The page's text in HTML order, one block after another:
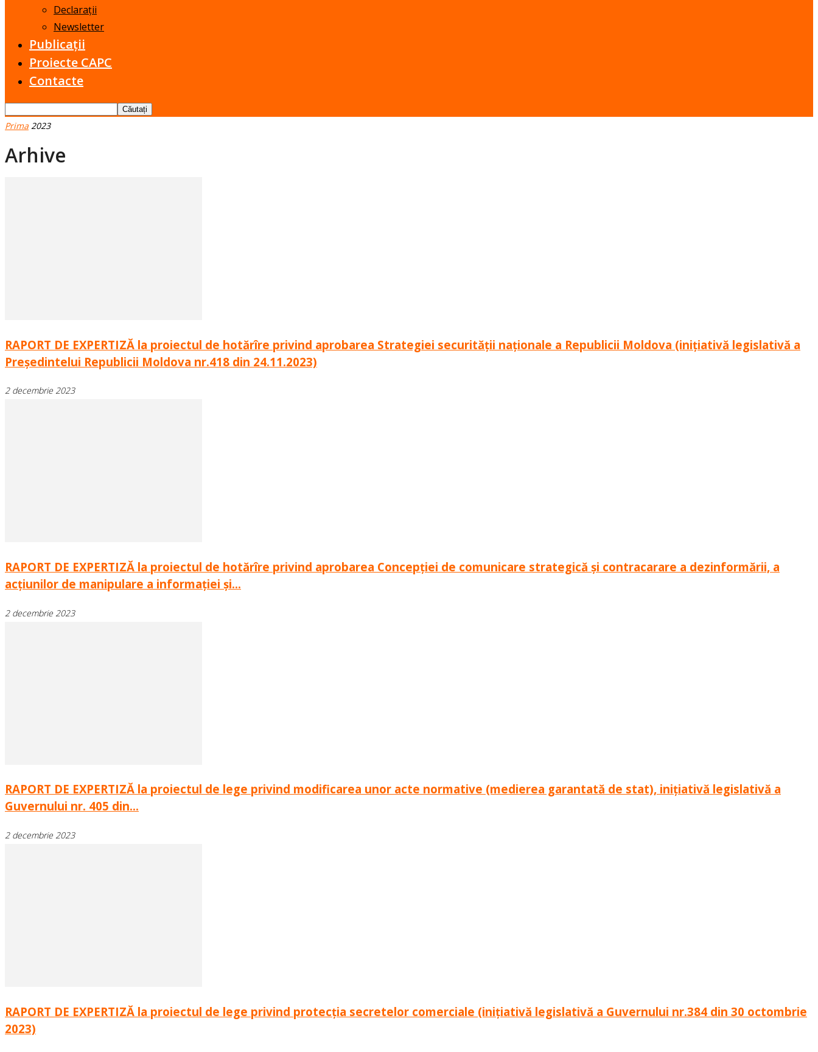
Declarații
Newsletter
Publicații
Proiecte CAPC
Contacte
Prima 2023
Arhive
RAPORT DE EXPERTIZĂ la proiectul de hotărîre privind aprobarea Strategiei securității naționale a Republicii Moldova (inițiativă legislativă a
Președintelui Republicii Moldova nr.418 din 24.11.2023)
2 decembrie 2023
RAPORT DE EXPERTIZĂ la proiectul de hotărîre privind aprobarea Concepției de comunicare strategică și contracarare a dezinformării, a
acțiunilor de manipulare a informației și...
2 decembrie 2023
RAPORT DE EXPERTIZĂ la proiectul de lege privind modificarea unor acte normative (medierea garantată de stat), inițiativă legislativă a
Guvernului nr. 405 din...
2 decembrie 2023
RAPORT DE EXPERTIZĂ la proiectul de lege privind protecția secretelor comerciale (inițiativă legislativă a Guvernului nr.384 din 30 octombrie
2023)